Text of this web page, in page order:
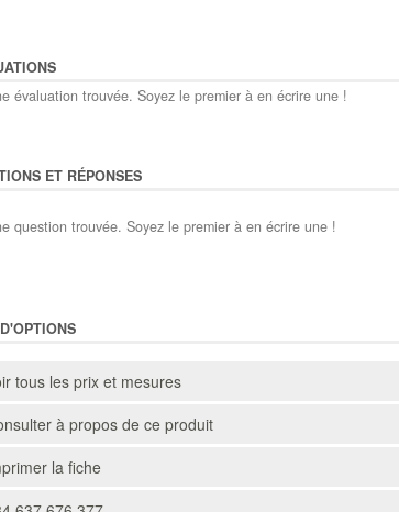
évaluation trouvée. Soyez le premier à en écrire une !
ET RÉPONSES
question trouvée. Soyez le premier à en écrire une !
tous les prix et mesures
à propos de ce produit
la fiche